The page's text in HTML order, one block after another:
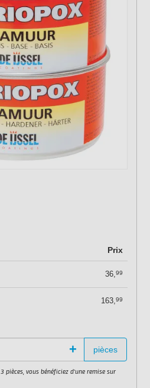
Prix
36,99
163,99
+ pièces
pièces, vous bénéficiez d'une remise sur